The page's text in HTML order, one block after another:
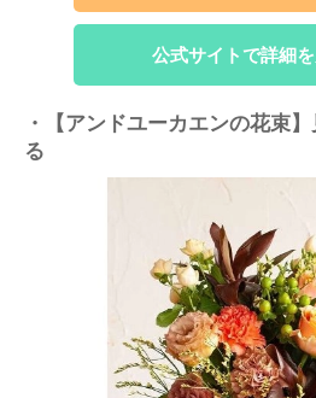
公式サイトで詳細
・【アンドユーカエンの花束
る